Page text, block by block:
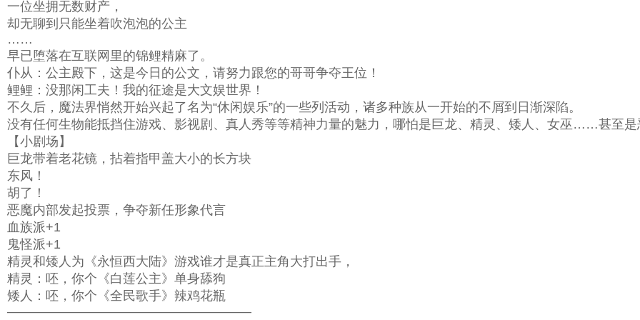
一位坐拥无数财产，
却无聊到只能坐着吹泡泡的公主
……
早已堕落在互联网里的锦鲤精麻了。
仆从：公主殿下，这是今日的公文，请努力跟您的哥哥争夺王位！
鲤鲤：没那闲工夫！我的征途是大文娱世界！
不久后，魔法界悄然开始兴起了名为“休闲娱乐”的一些列活动，诸多种族从一开始的不屑到日渐深陷。
没有任何生物能抵挡住游戏、影视剧、真人秀等等精神力量的魅力，哪怕是巨龙、精灵、矮人、女巫……甚至是
【小剧场】
巨龙带着老花镜，拈着指甲盖大小的长方块
东风！
胡了！
恶魔内部发起投票，争夺新任形象代言
血族派+1
鬼怪派+1
精灵和矮人为《永恒西大陆》游戏谁才是真正主角大打出手，
精灵：呸，你个《白莲公主》单身舔狗
矮人：呸，你个《全民歌手》辣鸡花瓶
———————————————————